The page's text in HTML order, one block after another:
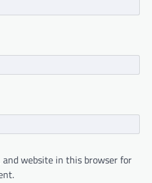
and website in this browser for